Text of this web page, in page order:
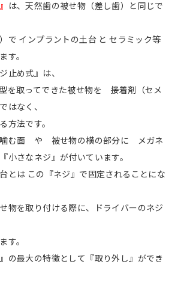
は、天然歯の被せ物（差し歯）と同じで
で インプラントの土台 と セラミック等
す。
止め式』 は、
を取ってできた被せ物を 接着剤（セメ
はなく、
方法です。
噛む面 や 被せ物の横の部分に メガネ
小さなネジ』が付いています。
とは この『ネジ』で固定されることにな
物を取り付ける際に、ドライバーのネジ
す。
の最大の特徴として『取り外し』ができ